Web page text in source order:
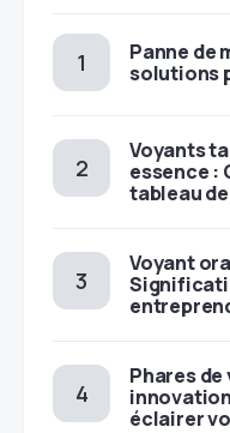
Panne de
solutions
Voyants
essence :
tableau
Voyant
Phares
éclairer